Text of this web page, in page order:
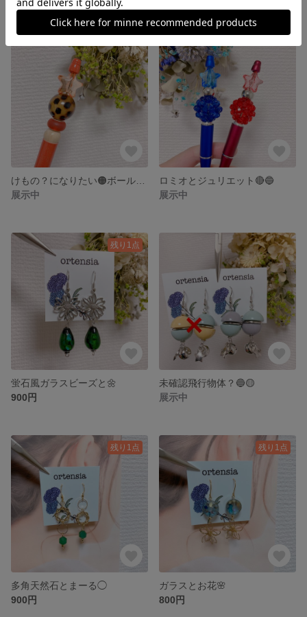
展示中
ロミオとジュリエット🔴🔵
展示中
残り1点
蛍石風ガラスビーズと🌼
900円
未確認飛行物体？🔵🟡
展示中
残り1点
多角天然石とまーる◯
900円
残り1点
ガラスとお花🌸
800円